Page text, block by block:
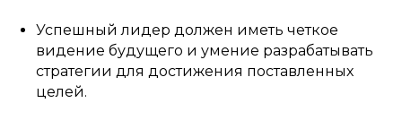
Успешный лидер должен иметь четкое
видение будущего и умение разрабатывать
стратегии для достижения поставленных
целей.